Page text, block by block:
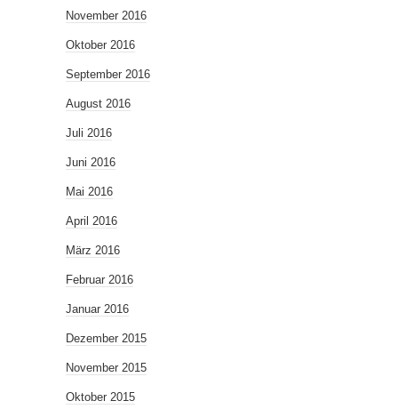
November 2016
Oktober 2016
September 2016
August 2016
Juli 2016
Juni 2016
Mai 2016
April 2016
März 2016
Februar 2016
Januar 2016
Dezember 2015
November 2015
Oktober 2015